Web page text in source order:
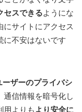
セスできるようにな
にサイトにアクセス
に不安はないです
ーザーのプライバシ
通信情報を暗号化し
用よりも より安全に